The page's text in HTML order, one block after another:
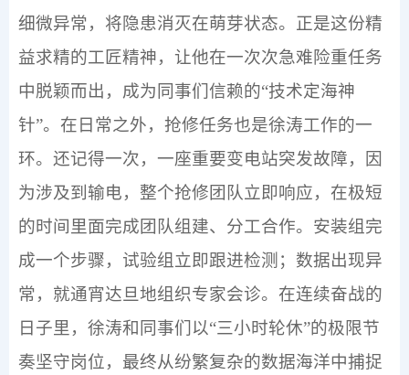
细微异常，将隐患消灭在萌芽状态。正是这份精
益求精的工匠精神，让他在一次次急难险重任务
中脱颖而出，成为同事们信赖的“技术定海神
针”。在日常之外，抢修任务也是徐涛工作的一
环。还记得一次，一座重要变电站突发故障，因
为涉及到输电，整个抢修团队立即响应，在极短
的时间里面完成团队组建、分工合作。安装组完
成一个步骤，试验组立即跟进检测；数据出现异
常，就通宵达旦地组织专家会诊。在连续奋战的
日子里，徐涛和同事们以“三小时轮休”的极限节
奏坚守岗位，最终从纷繁复杂的数据海洋中捕捉